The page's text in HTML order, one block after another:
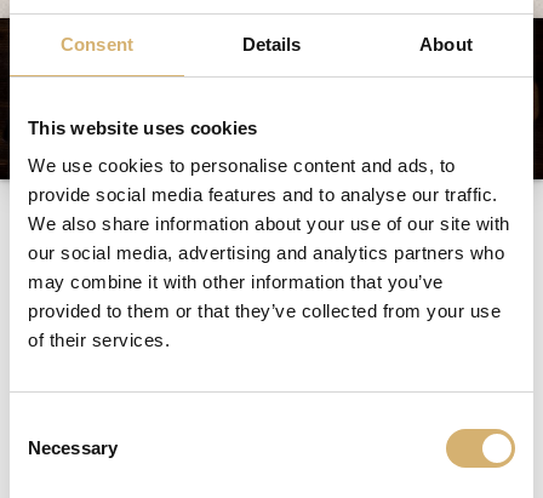
Consent Details About
This website uses cookies
We use cookies to personalise content and ads, to
provide social media features and to analyse our traffic.
We also share information about your use of our site with
our social media, advertising and analytics partners who
may combine it with other information that you’ve
provided to them or that they’ve collected from your use
of their services.
Selection
Necessary
Avocado- en
granaatappelbootje
Ingrediënten voor 4 personen:
zilveruitjes
2 kropjes witlof